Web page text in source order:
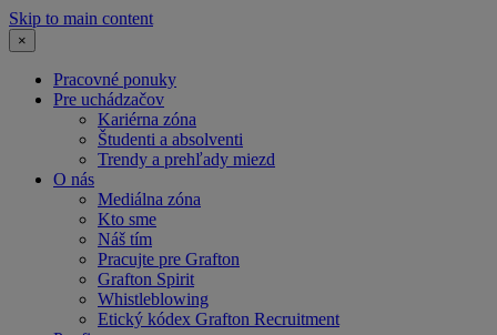
Skip to main content
×
Pracovné ponuky
Pre uchádzačov
Kariérna zóna
Študenti a absolventi
Trendy a prehľady miezd
O nás
Mediálna zóna
Kto sme
Náš tím
Pracujte pre Grafton
Grafton Spirit
Whistleblowing
Etický kódex Grafton Recruitment